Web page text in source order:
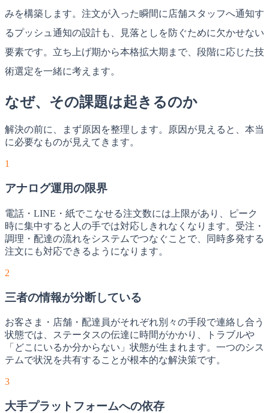
みを構築します。注文が入った瞬間に店舗スタッフへ通知す
るプッシュ通知の設計も、見落としを防ぐために欠かせない
要素です。立ち上げ期から本格拡大期まで、段階に応じた技
術選定を一緒に考えます。
なぜ、その課題は起きるのか
解決の前に、まず原因を整理します。原因が見えると、本当
に必要なものが見えてきます。
1
アナログ運用の限界
電話・LINE・紙でこなせる注文数には上限があり、ピーク
時に集中すると人の手では対応しきれなくなります。受注・
調理・配達の流れをシステムでつなぐことで、同時多発する
注文にも対応できるようになります。
2
三者の情報が分断している
お客さま・店舗・配達員がそれぞれ別々の手段で連絡し合う
状態では、ステータスの伝達に時間がかかり、トラブルや
「どこにいるか分からない」状態が生まれます。一つのシス
テムで状況を共有することが根本的な解決策です。
3
大手プラットフォームへの依存